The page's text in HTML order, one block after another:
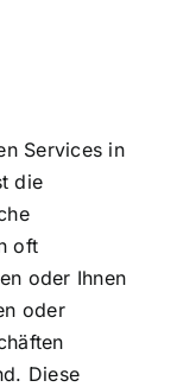
Services in
die
oft
oder Ihnen
oder
Diese